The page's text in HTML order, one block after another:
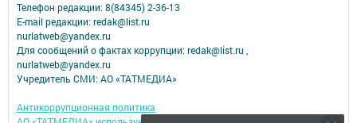
Телефон редакции: 8(84345) 2-36-13
E-mail редакции: redak@list.ru
nurlatweb@yandex.ru
Для сообщений о фактах коррупции: redak@list.ru ,
nurlatweb@yandex.ru
Учредитель СМИ: АО «ТАТМЕДИА»
Антикоррупционная политика